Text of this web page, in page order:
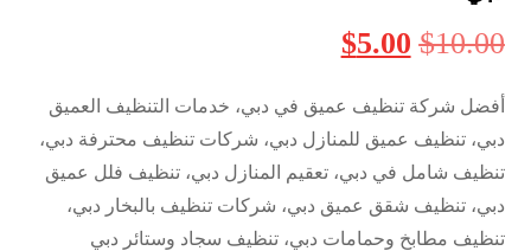
$10.00
$5.00
أفضل شركة تنظيف عميق في دبي، خدمات التنظيف العميق
دبي، تنظيف عميق للمنازل دبي، شركات تنظيف محترفة دبي،
تنظيف شامل في دبي، تعقيم المنازل دبي، تنظيف فلل عميق
دبي، تنظيف شقق عميق دبي، شركات تنظيف بالبخار دبي،
تنظيف مطابخ وحمامات دبي، تنظيف سجاد وستائر دبي